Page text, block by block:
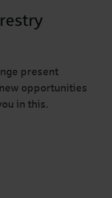
present
opportunities
in this.